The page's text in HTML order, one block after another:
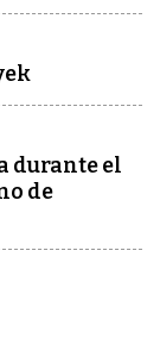
durante el
de